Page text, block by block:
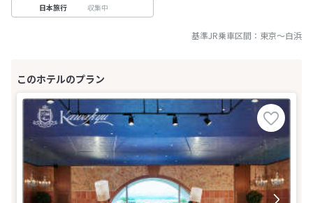
日本旅行 収集中
基準JR乗車区間： 東京～白浜